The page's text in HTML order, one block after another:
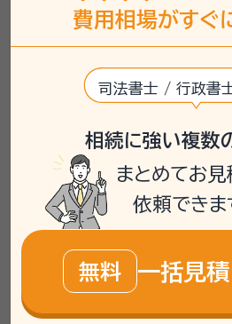
多くの口コミでは、初回面談を自宅ま
の流れ・必要書類・概算費用を
丁寧か
れるため、初心者でも安心してその
「悪い点も率直に教えてくれた」「若
との指摘もあり、稀に書類の扱いが雑
も報告されています。総じて信頼感は
性や確認事項を整理しておくことが
専門家に依頼する際のポイント・注
契約後はLINE・メール・SMSによる連
でも返信が早い」「ほとんど何もせず
めです。役所・銀行手続きの代行や書
ワークが軽く、遠方相続でも負担が
費用 相場がすぐ
司法書士 / 行政書
相続に強い複数
まとめてお見
依頼できま
無料 一括見積